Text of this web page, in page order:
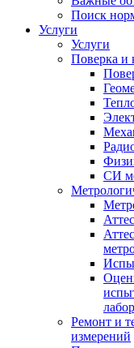
Поиск
Услуги
Услуги
Поверка и
СИ
Ремонт и
измерений